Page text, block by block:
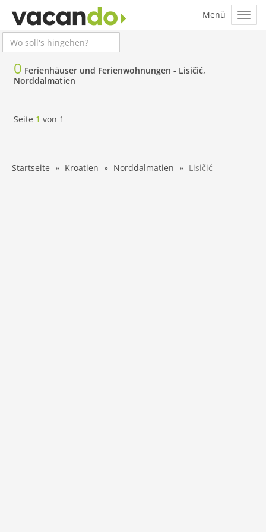
0 Ferienhäuser und Ferienwohnungen - Lisičić,
Norddalmatien
Seite 1 von 1
Startseite Kroatien Norddalmatien Lisičić